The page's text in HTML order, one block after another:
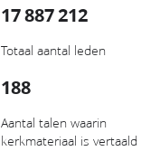
17 887 212
Totaal aantal leden
188
Aantal talen waarin
kerkmateriaal is vertaald